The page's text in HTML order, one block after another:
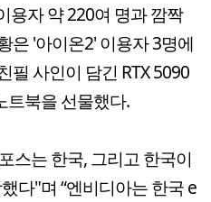
용자 약 220여 명과 깜짝
은 '아이온2' 이용자 3명에
필 사인이 담긴 RTX 5090
트북을 선물했다.
스는 한국, 그리고 한국이
다"며 “엔비디아는 한국 e